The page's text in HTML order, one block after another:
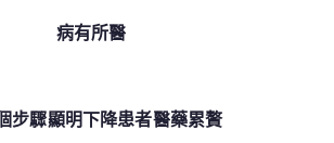
病有所醫
步驟顯明下降患者醫藥累贅